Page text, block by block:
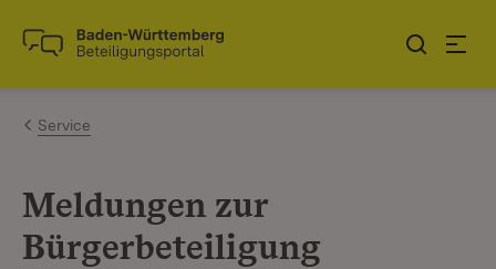
Zum Inhalt springen
Link zur Startseite
Service
Meldungen zur
Bürgerbeteiligung